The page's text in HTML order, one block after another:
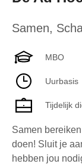
Samen,
MBO
Uurbasis
Tijdelijk
Samen
doen! Sluit je
hebben jou